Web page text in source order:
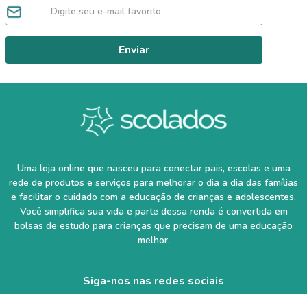
Enviar
Uma loja online que nasceu para conectar pais, escolas e uma
rede de produtos e serviços para melhorar o dia a dia das famílias
e facilitar o cuidado com a educação de crianças e adolescentes.
Você simplifica sua vida e parte dessa renda é convertida em
bolsas de estudo para crianças que precisam de uma educação
melhor.
Siga-nos nas redes sociais